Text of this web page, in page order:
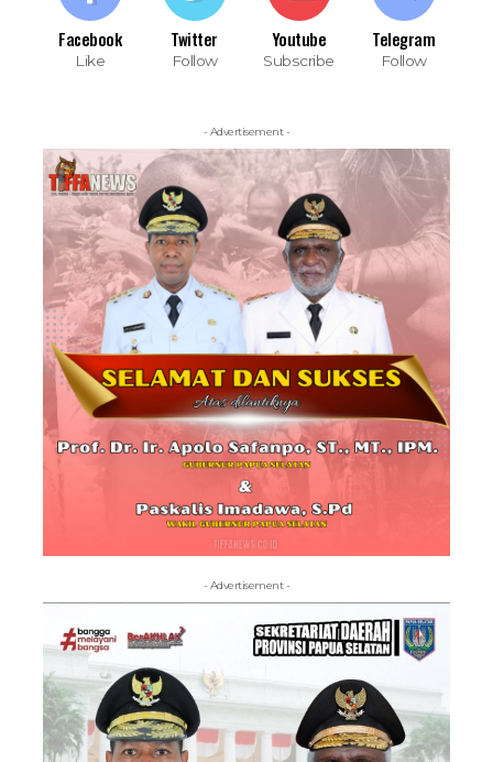
Facebook
Like
Twitter
Follow
Youtube
Subscribe
Telegram
Follow
- Advertisement -
- Advertisement -